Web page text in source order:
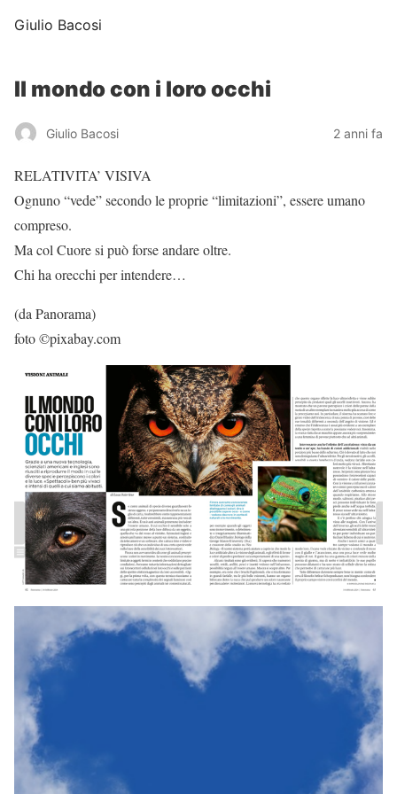
Giulio Bacosi
Il mondo con i loro occhi
Giulio Bacosi 2 anni fa
RELATIVITA’ VISIVA
Ognuno “vede” secondo le proprie “limitazioni”, essere umano
compreso.
Ma col Cuore si può forse andare oltre.
Chi ha orecchi per intendere…
(da Panorama)
foto ©pixabay.com